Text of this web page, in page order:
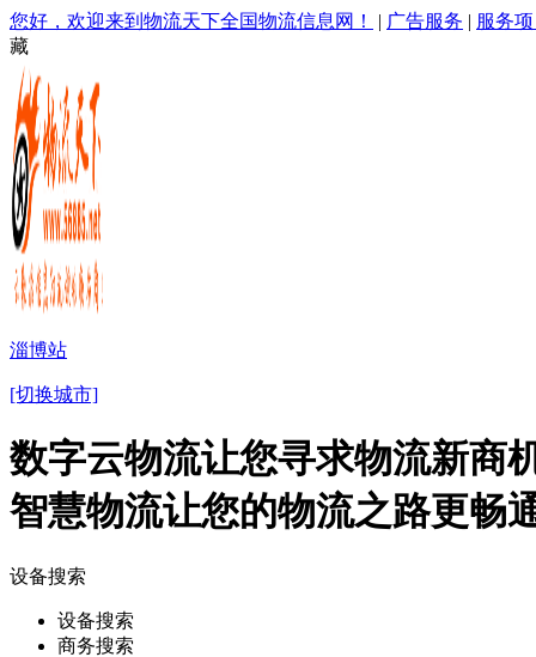
您好，欢迎来到物流天下全国物流信息网！ | 广告服务 | 服务
藏
淄博站
[切换城市]
数字云物流让您寻求物流新商
智慧物流让您的物流之路更畅
设备搜索
设备搜索
商务搜索